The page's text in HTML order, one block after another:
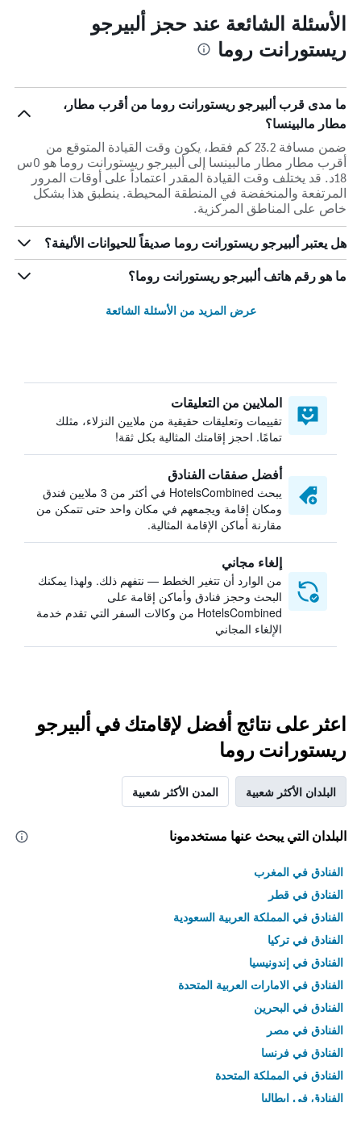
الأسئلة الشائعة عند حجز ألبيرجو
ريستورانت روما
ما مدى قرب ألبيرجو ريستورانت روما من أقرب مطار،
مطار مالبينسا؟
ضمن مسافة 23.2 كم فقط، يكون وقت القيادة المتوقع من
أقرب مطار مطار مالبينسا إلى ألبيرجو ريستورانت روما هو 0س
18د. قد يختلف وقت القيادة المقدر اعتماداً على أوقات المرور
المرتفعة والمنخفضة في المنطقة المحيطة. ينطبق هذا بشكل
خاص على المناطق المركزية.
هل يعتبر ألبيرجو ريستورانت روما صديقاً للحيوانات الأليفة؟
ما هو رقم هاتف ألبيرجو ريستورانت روما؟
عرض المزيد من الأسئلة الشائعة
الملايين من التعليقات
تقييمات وتعليقات حقيقية من ملايين النزلاء، مثلك
تمامًا. احجز إقامتك المثالية بكل ثقة!
أفضل صفقات الفنادق
يبحث HotelsCombined في أكثر من 3 ملايين فندق
ومكان إقامة ويجمعهم في مكان واحد حتى تتمكن من
مقارنة أماكن الإقامة المثالية.
إلغاء مجاني
من الوارد أن تتغير الخطط — نتفهم ذلك. ولهذا يمكنك
البحث وحجز فنادق وأماكن إقامة على
HotelsCombined من وكالات السفر التي تقدم خدمة
الإلغاء المجاني
اعثر على نتائج أفضل لإقامتك في ألبيرجو
ريستورانت روما
البلدان الأكثر شعبية المدن الأكثر شعبية
البلدان التي يبحث عنها مستخدمونا
الفنادق في المغرب
الفنادق في قطر
الفنادق في المملكة العربية السعودية
الفنادق في تركيا
الفنادق في إندونيسيا
الفنادق في الامارات العربية المتحدة
الفنادق في البحرين
الفنادق في مصر
الفنادق في فرنسا
الفنادق في المملكة المتحدة
الفنادق في إيطاليا